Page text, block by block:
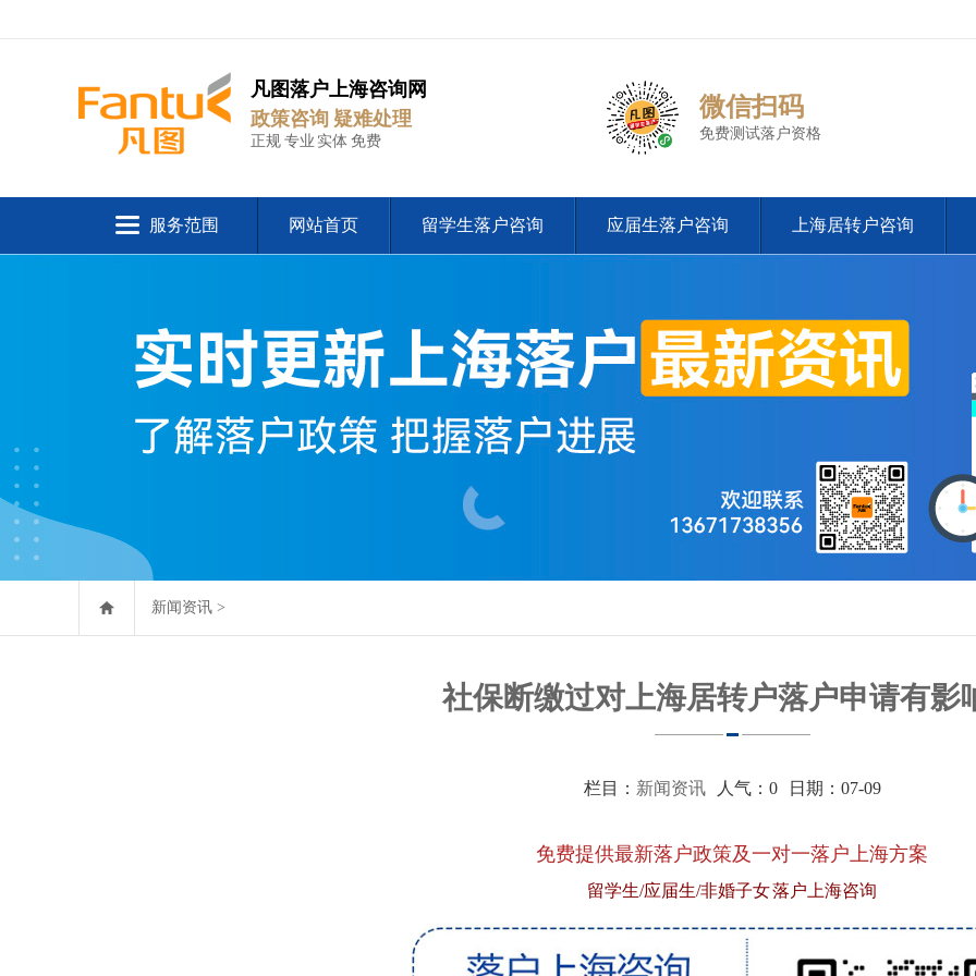
凡图落户上海咨询网
政策咨询 疑难处理
正规 专业 实体 免费
微信扫码
免费测试落户资格
服务范围 网站首页 留学生落户咨询 应届生落户咨询 上海居转户咨询
新闻资讯 >
社保断缴过对上海居转户落户申请有影
栏目： 新闻资讯人气： 0日期：07-09
免费提供最新落户政策及一对一落户上海方案
留学生/应届生/非婚子女 落户上海咨询